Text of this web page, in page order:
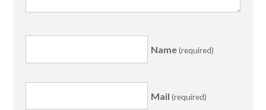
Name(required)
Mail (required)